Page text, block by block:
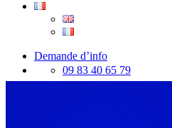
Demande d’info
09 83 40 65 79